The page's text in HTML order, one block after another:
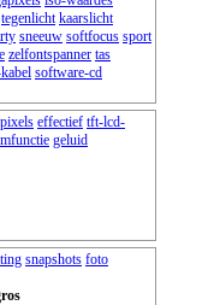
tegenlicht kaarslicht
sneeuw softfocus sport
zelfontspanner tas
software-cd
effectief tft-lcd-
geluid
snapshots foto